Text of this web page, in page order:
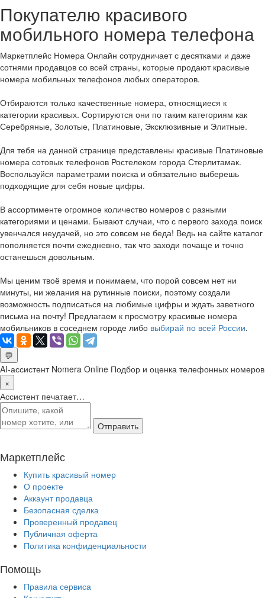
Покупателю красивого
мобильного номера телефона
Маркетплейс Номера Онлайн сотрудничает с десятками и даже
сотнями продавцов со всей страны, которые продают красивые
номера мобильных телефонов любых операторов.
Отбираются только качественные номера, относящиеся к
категории красивых. Сортируются они по таким категориям как
Серебряные, Золотые, Платиновые, Эксклюзивные и Элитные.
Для тебя на данной странице представлены красивые Платиновые
номера сотовых телефонов Ростелеком города Стерлитамак.
Воспользуйся параметрами поиска и обязательно выберешь
подходящие для себя новые цифры.
В ассортименте огромное количество номеров с разными
категориями и ценами. Бывают случаи, что с первого захода поиск
увенчался неудачей, но это совсем не беда! Ведь на сайте каталог
пополняется почти ежедневно, так что заходи почаще и точно
останешься довольным.
Мы ценим твоё время и понимаем, что порой совсем нет ни
минуты, ни желания на рутинные поиски, поэтому создали
возможность подписаться на любимые цифры и ждать заветного
письма на почту! Предлагаем к просмотру красивые номера
мобильников в соседнем городе либо выбирай по всей России.
💬
AI-ассистент Nomera Online Подбор и оценка телефонных номеров
×
Ассистент печатает…
Отправить
Маркетплейс
Купить красивый номер
О проекте
Аккаунт продавца
Безопасная сделка
Проверенный продавец
Публичная оферта
Политика конфиденциальности
Помощь
Правила сервиса